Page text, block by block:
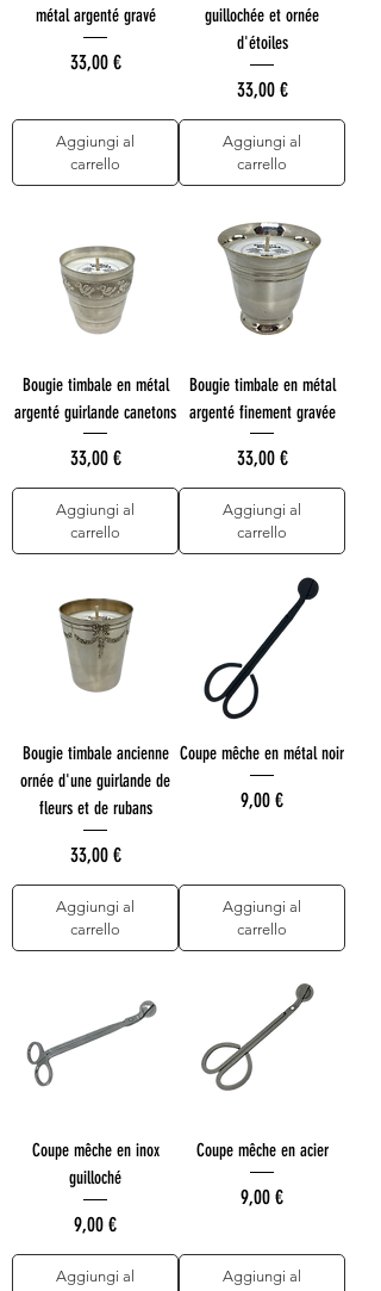
métal argenté gravé
Prezzo
33,00 €
Aggiungi al
carrello
guillochée et ornée
d'étoiles
Prezzo
33,00 €
Aggiungi al
carrello
Bougie timbale en métal
argenté guirlande canetons
Prezzo
33,00 €
Aggiungi al
carrello
Bougie timbale en métal
argenté finement gravée
Prezzo
33,00 €
Aggiungi al
carrello
Bougie timbale ancienne
ornée d'une guirlande de
fleurs et de rubans
Prezzo
33,00 €
Aggiungi al
carrello
Coupe mêche en métal noir
Prezzo
9,00 €
Aggiungi al
carrello
Coupe mêche en inox
guilloché
Prezzo
9,00 €
Aggiungi al
Coupe mêche en acier
Prezzo
9,00 €
Aggiungi al